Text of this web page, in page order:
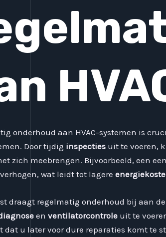
onderhoud aan HVAC-systemen is
Door tijdig inspecties uit te voeren,
zich meebrengen. Bijvoorbeeld, een
wat leidt tot lagere
draagt regelmatig onderhoud bij aan de
en ventilatorcontrole uit te
dat u later voor dure reparaties komt te